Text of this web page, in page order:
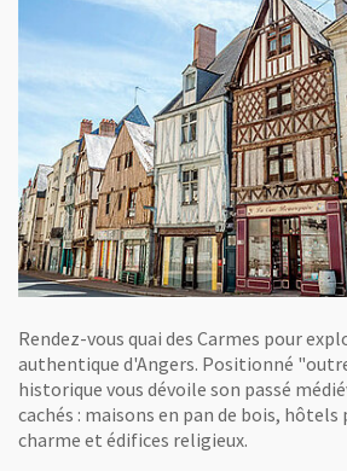
Rendez-vous quai des Carmes pour
authentique d'Angers. Positionné
historique vous dévoile son passé
cachés : maisons en pan de bois,
charme et édifices religieux.